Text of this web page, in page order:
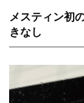
メスティン初
きなし